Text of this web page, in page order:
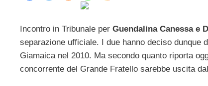
Incontro in Tribunale per Guendalina Canessa e
separazione ufficiale. I due hanno deciso dunque
Giamaica nel 2010. Ma secondo quanto riporta
concorrente del Grande Fratello sarebbe uscita